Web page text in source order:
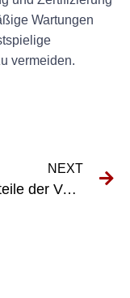
Wartungen
vermeiden.
NEXT
Die Vorteile der Verwendung von UVV-zertifizierten Handhubwagen